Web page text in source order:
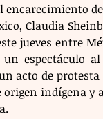
encarecimiento
Claudia
jueves entre
espectáculo
acto de
origen indígena